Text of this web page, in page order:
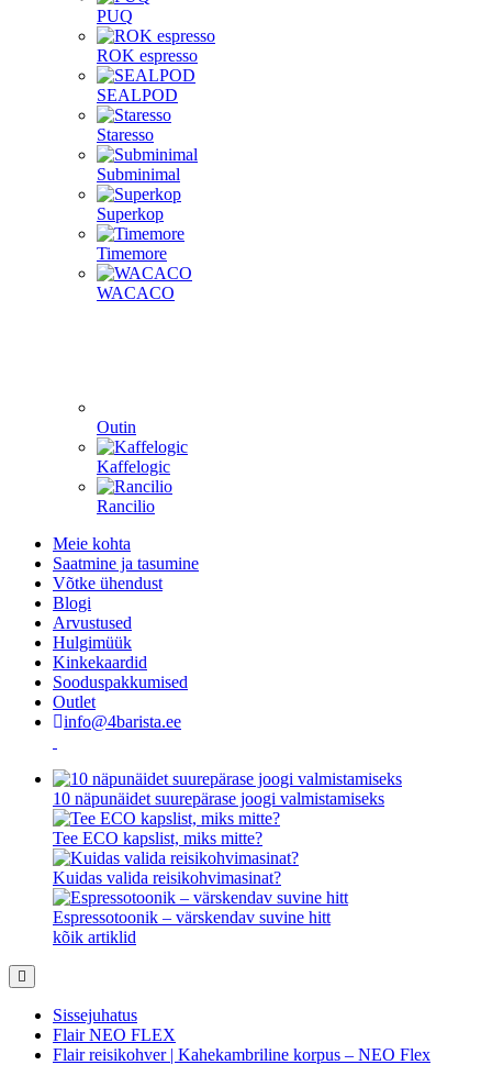
PUQ
ROK espresso
SEALPOD
Staresso
Subminimal
Superkop
Timemore
WACACO
Outin
Kaffelogic
Rancilio
Meie kohta
Saatmine ja tasumine
Võtke ühendust
Blogi
Arvustused
Hulgimüük
Kinkekaardid
Sooduspakkumised
Outlet
info@4barista.ee
10 näpunäidet suurepärase joogi valmistamiseks
Tee ECO kapslist, miks mitte?
Kuidas valida reisikohvimasinat?
Espressotoonik – värskendav suvine hitt
kõik artiklid
Sissejuhatus
Flair NEO FLEX
Flair reisikohver | Kahekambriline korpus – NEO Flex